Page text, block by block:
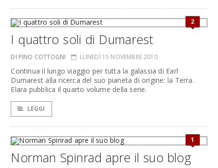
2
I quattro soli di Dumarest
DI PINO COTTOGNI LUNEDÌ 15 NOVEMBRE 2010
Continua il lungo viaggio per tutta la galassia di Earl
Dumarest alla ricerca del suo pianeta di origine: la Terra.
Elara pubblica il quarto volume della serie.
LEGGI
1
Norman Spinrad apre il suo blog